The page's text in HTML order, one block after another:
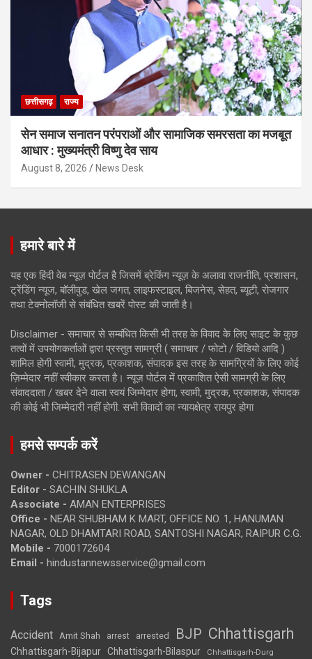
छत्तीसगढ़ राज्य
सेन समाज सनातन परंपराओं और सामाजिक समरसता का मजबूत
आधार : मुख्यमंत्री विष्णु देव साय
August 8, 2026 News Desk
हमारे बारे में
यह एक हिंदी वेब न्यूज़ पोर्टल है जिसमें ब्रेकिंग न्यूज़ के अलावा राजनीति, प्रशासन,
ट्रेंडिंग न्यूज, बॉलीवुड, खेल जगत, लाइफस्टाइल, बिजनेस, सेहत, ब्यूटी, रोजगार
तथा टेक्नोलॉजी से संबंधित खबरें पोस्ट की जाती है।
Disclaimer - समाचार से सम्बंधित किसी भी तरह के विवाद के लिए साइट के कुछ
तत्वों में उपयोगकर्ताओं द्वारा प्रस्तुत सामग्री ( समाचार / फोटो / विडियो आदि )
शामिल होगी स्वामी, मुद्रक, प्रकाशक, संपादक इस तरह के सामग्रियों के लिए कोई
ज़िम्मेदार नहीं स्वीकार करता है। न्यूज़ पोर्टल में प्रकाशित ऐसी सामग्री के लिए
संवाददाता / खबर देने वाला स्वयं जिम्मेदार होगा, स्वामी, मुद्रक, प्रकाशक, संपादक
की कोई भी जिम्मेदारी नहीं होगी. सभी विवादों का न्यायक्षेत्र रायपुर होगा
हमसे सम्पर्क करें
Owner - CHITRASEN DEWANGAN
Editor - SACHIN SHUKLA
Associate - AMAN ENTERPRISES
Office - NEAR SHUBHAM K MART, OFFICE NO. 1, HANUMAN
NAGAR, OLD DHAMTARI ROAD, SANTOSHI NAGAR, RAIPUR C.G.
Mobile - 7000172604
Email - hindustannewsservice@gmail.com
Tags
Accident Amit Shah arrest arrested BJP Chhattisgarh
Chhattisgarh-Bijapur Chhattisgarh-Bilaspur Chhattisgarh-Durg